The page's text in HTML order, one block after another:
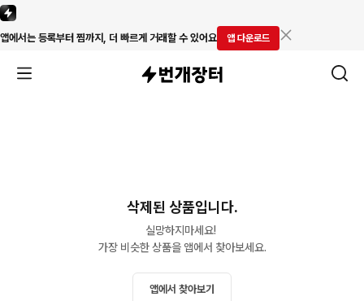
앱에서는 등록부터 찜까지, 더 빠르게 거래할 수 있어요 앱 다운로드
삭제된 상품입니다.
실망하지마세요!
가장 비슷한 상품을 앱에서 찾아보세요.
앱에서 찾아보기